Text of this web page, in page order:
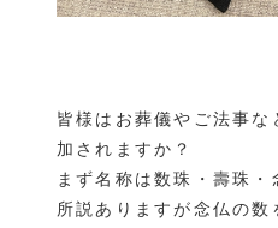
皆様はお葬儀やご法事な
加されますか？
まず名称は数珠・壽珠・
所説ありますが念仏の数